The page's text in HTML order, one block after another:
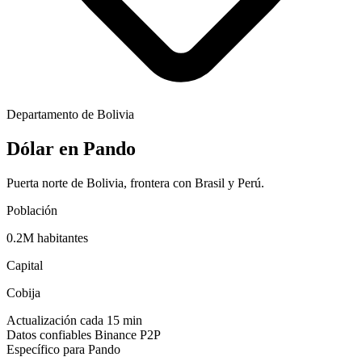
Departamento de Bolivia
Dólar en Pando
Puerta norte de Bolivia, frontera con Brasil y Perú.
Población
0.2M habitantes
Capital
Cobija
Actualización cada 15 min
Datos confiables Binance P2P
Específico para Pando